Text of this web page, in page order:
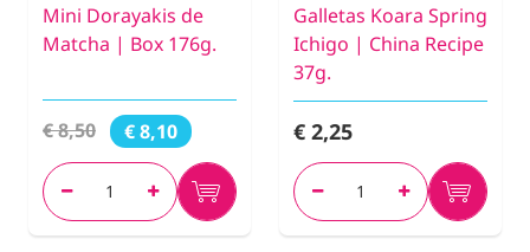
Mini Dorayakis de
Matcha | Box 176g.
€ 8,50 € 8,10
Galletas Koara Spring
Ichigo | China Recipe
37g.
€ 2,25